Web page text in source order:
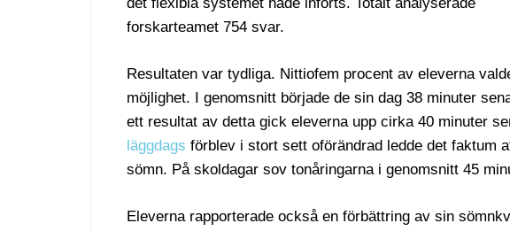
forskarteamet 754 svar.
Resultaten var tydliga. Nittiofem procent av eleverna
möjlighet. I genomsnitt började de sin dag 38 minuter
ett resultat av detta gick eleverna upp cirka 40 minuter
läggdags förblev i stort sett oförändrad ledde det faktum
sömn. På skoldagar sov tonåringarna i genomsnitt 45
Eleverna rapporterade också en förbättring av sin